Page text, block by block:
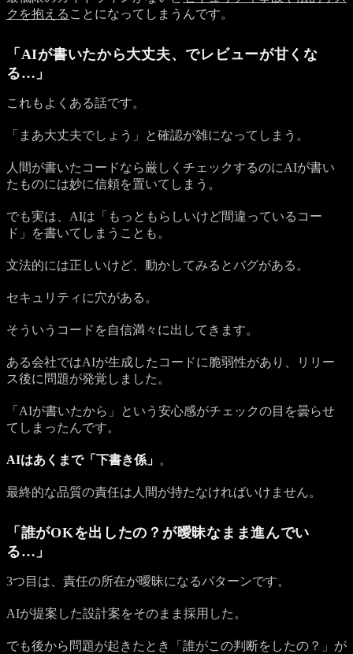
クを抱える ことになってしまうんです。
「AIが書いたから大丈夫、でレビューが甘くな
る…」
これもよくある話です。
「まあ大丈夫でしょう」と確認が雑になってしまう。
人間が書いたコードなら厳しくチェックするのにAIが書い
たものには妙に信頼を置いてしまう。
でも実は、AIは「もっともらしいけど間違っているコー
ド」を書いてしまうことも。
文法的には正しいけど、動かしてみるとバグがある。
セキュリティに穴がある。
そういうコードを自信満々に出してきます。
ある会社ではAIが生成したコードに脆弱性があり、リリー
ス後に問題が発覚しました。
「AIが書いたから」という安心感がチェックの目を曇らせ
てしまったんです。
AIはあくまで「下書き係」 。
最終的な品質の責任は人間が持たなければいけません。
「誰がOKを出したの？が曖昧なまま進んでい
る…」
3つ目は、責任の所在が曖昧になるパターンです。
AIが提案した設計案をそのまま採用した。
でも後から問題が起きたとき「誰がこの判断をしたの？」が